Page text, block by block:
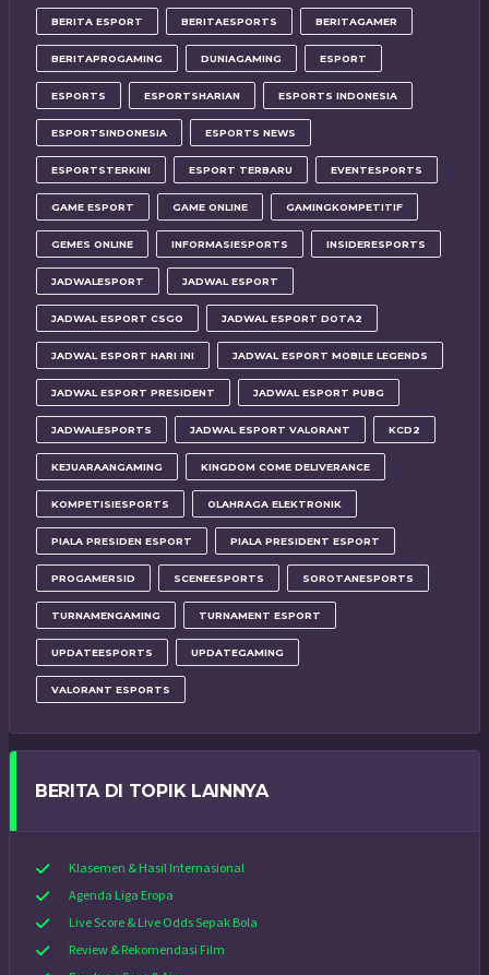
BERITA ESPORT BERITAESPORTS BERITAGAMER
BERITAPROGAMING DUNIAGAMING ESPORT
ESPORTS ESPORTSHARIAN ESPORTS INDONESIA
ESPORTSINDONESIA ESPORTS NEWS
ESPORTSTERKINI ESPORT TERBARU EVENTESPORTS
GAME ESPORT GAME ONLINE GAMINGKOMPETITIF
GEMES ONLINE INFORMASIESPORTS INSIDERESPORTS
JADWALESPORT JADWAL ESPORT
JADWAL ESPORT CSGO JADWAL ESPORT DOTA2
JADWAL ESPORT HARI INI JADWAL ESPORT MOBILE LEGENDS
JADWAL ESPORT PRESIDENT JADWAL ESPORT PUBG
JADWALESPORTS JADWAL ESPORT VALORANT KCD2
KEJUARAANGAMING KINGDOM COME DELIVERANCE
KOMPETISIESPORTS OLAHRAGA ELEKTRONIK
PIALA PRESIDEN ESPORT PIALA PRESIDENT ESPORT
PROGAMERSID SCENEESPORTS SOROTANESPORTS
TURNAMENGAMING TURNAMENT ESPORT
UPDATEESPORTS UPDATEGAMING
VALORANT ESPORTS
BERITA DI TOPIK LAINNYA
Klasemen & Hasil Internasional
Agenda Liga Eropa
Live Score & Live Odds Sepak Bola
Review & Rekomendasi Film